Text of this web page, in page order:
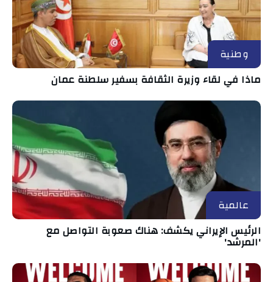
وطنية
ماذا في لقاء وزيرة الثقافة بسفير سلطنة عمان
عالمية
الرئيس الإيراني يكشف: هناك صعوبة التواصل مع
'المرشد'